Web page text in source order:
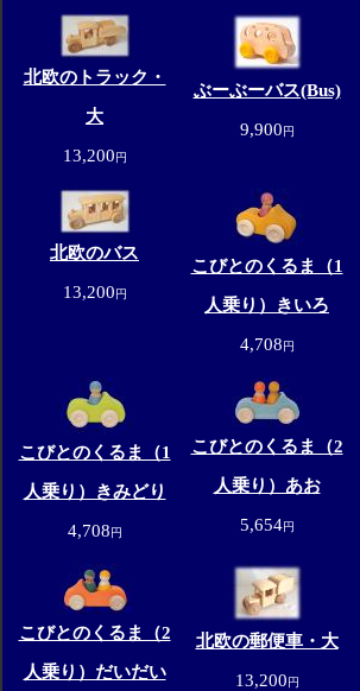
北欧のトラック・
大
13,200円
ぶーぶーバス(Bus)
9,900円
北欧のバス
13,200円
こびとのくるま（1
人乗り）きいろ
4,708円
こびとのくるま（1
人乗り）きみどり
4,708円
こびとのくるま（2
人乗り）あお
5,654円
こびとのくるま（2
人乗り）だいだい
北欧の郵便車・大
13,200円